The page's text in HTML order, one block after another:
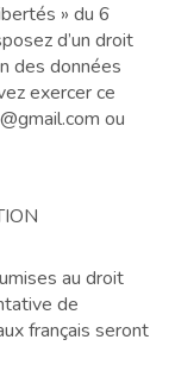
» du 6
d’un droit
des données
exercer ce
ou
au droit
de
français seront